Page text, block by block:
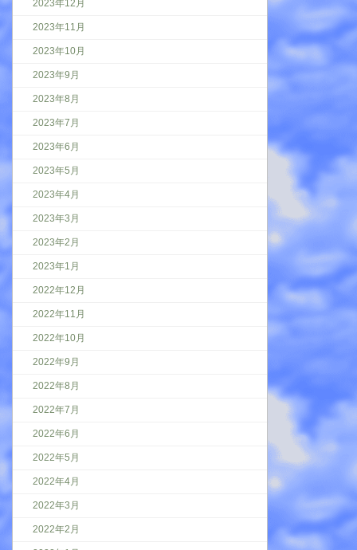
2023年12月
2023年11月
2023年10月
2023年9月
2023年8月
2023年7月
2023年6月
2023年5月
2023年4月
2023年3月
2023年2月
2023年1月
2022年12月
2022年11月
2022年10月
2022年9月
2022年8月
2022年7月
2022年6月
2022年5月
2022年4月
2022年3月
2022年2月